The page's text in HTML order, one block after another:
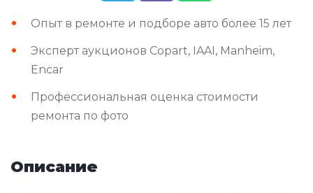
Опыт в ремонте и подборе авто более 15 лет
Эксперт аукционов Copart, IAAI, Manheim,
Encar
Профессиональная оценка стоимости
ремонта по фото
Описание